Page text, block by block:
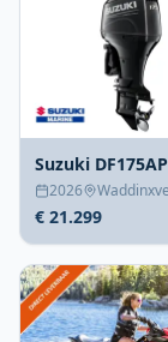
Suzuki
2026
€ 21.299